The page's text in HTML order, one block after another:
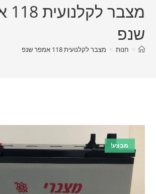
שנפ
> חנות > מצבר לקלנועית 118 אמפר שנפ
מבצע!